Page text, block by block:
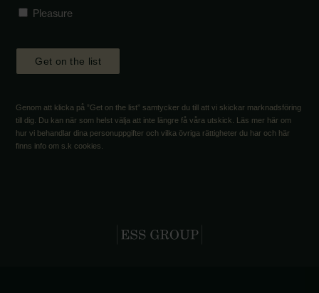
Pleasure
Get on the list
Genom att klicka på ”Get on the list” samtycker du till att vi skickar marknadsföring
till dig. Du kan när som helst välja att inte längre få våra utskick. Läs mer här om
hur vi behandlar dina personuppgifter och vilka övriga rättigheter du har och här
finns info om s.k cookies.